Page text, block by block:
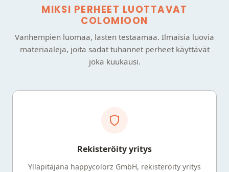
MIKSI PERHEET LUOTTAVAT
COLOMIOON
Vanhempien luomaa, lasten testaamaa. Ilmaisia luovia
materiaaleja, joita sadat tuhannet perheet käyttävät
joka kuukausi.
Rekisteröity yritys
Ylläpitäjänä happycolorz GmbH, rekisteröity yritys